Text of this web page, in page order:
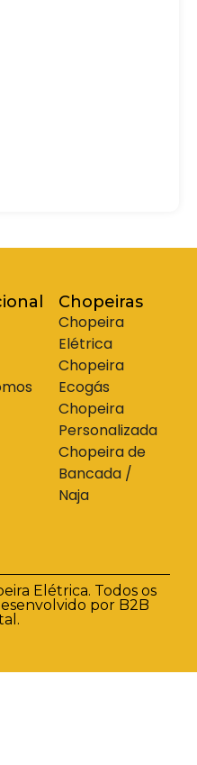
Chopeiras
Chopeira
Elétrica
Chopeira
Ecogás
Chopeira
Personalizada
Chopeira de
Bancada /
Naja
Elétrica. Todos os
por B2B